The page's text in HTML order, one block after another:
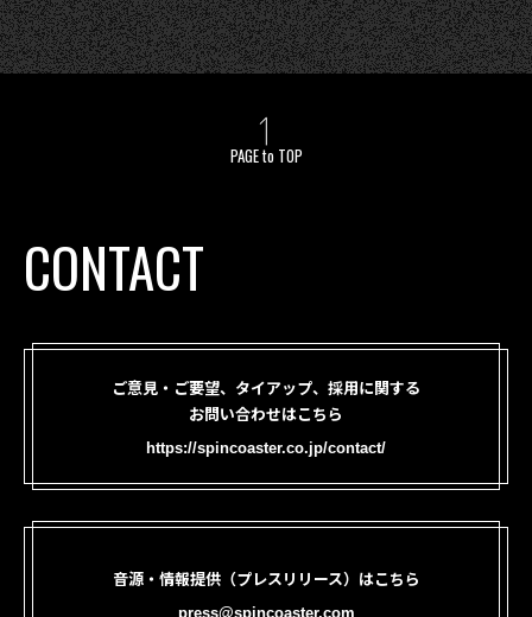
PAGE to TOP
CONTACT
ご意見・ご要望、タイアップ、採用に関する
お問い合わせはこちら
https://spincoaster.co.jp/contact/
音源・情報提供（プレスリリース）はこちら
press@spincoaster.com